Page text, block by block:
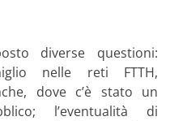
diverse questioni:
nelle reti FTTH,
dove c’è stato un
l’eventualità di